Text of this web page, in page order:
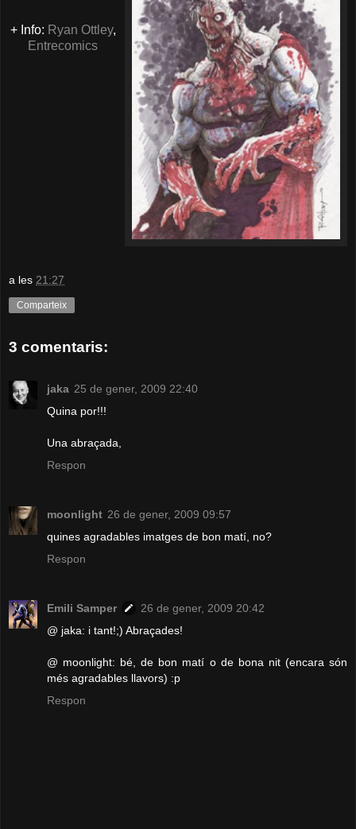
+ Info: Ryan Ottley,
Entrecomics
a les 21:27
Comparteix
3 comentaris:
jaka 25 de gener, 2009 22:40
Quina por!!!
Una abraçada,
Respon
moonlight 26 de gener, 2009 09:57
quines agradables imatges de bon matí, no?
Respon
Emili Samper
26 de gener, 2009 20:42
@ jaka: i tant!;) Abraçades!
@ moonlight: bé, de bon matí o de bona nit (encara són
més agradables llavors) :p
Respon